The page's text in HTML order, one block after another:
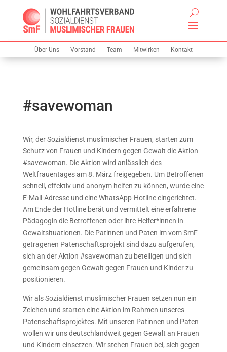
Über Uns Vorstand Team Mitwirken Kontakt
#savewoman
Wir, der Sozialdienst muslimischer Frauen, starten zum
Schutz von Frauen und Kindern gegen Gewalt die Aktion
#savewoman. Die Aktion wird anlässlich des
Weltfrauentages am 8. März freigegeben. Um Betroffenen
schnell, effektiv und anonym helfen zu können, wurde eine
E-Mail-Adresse und eine WhatsApp-Hotline eingerichtet.
Am Ende der Hotline berät und vermittelt eine erfahrene
Pädagogin die Betroffenen oder ihre Helfer*innen in
Gewaltsituationen. Die Patinnen und Paten im vom SmF
getragenen Patenschaftsprojekt sind dazu aufgerufen,
sich an der Aktion #savewoman zu beteiligen und sich
gemeinsam gegen Gewalt gegen Frauen und Kinder zu
positionieren.
Wir als Sozialdienst muslimischer Frauen setzen nun ein
Zeichen und starten eine Aktion im Rahmen unseres
Patenschaftsprojektes. Mit unseren Patinnen und Paten
wollen wir uns deutschlandweit gegen Gewalt an Frauen
und Kindern einsetzen. Wir stehen Frauen bei, sich gegen